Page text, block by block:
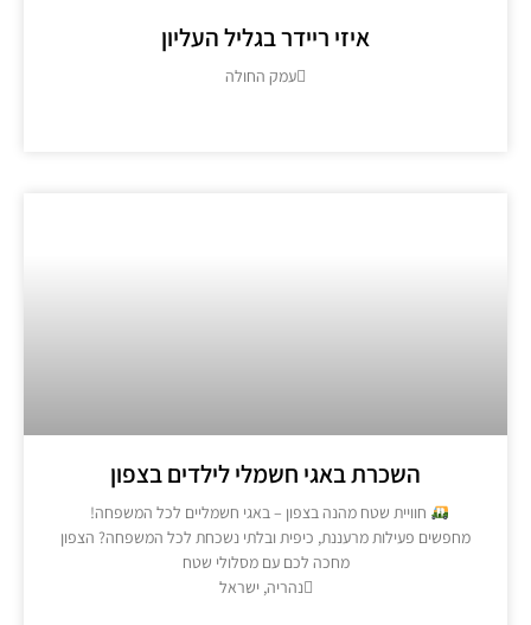
איזי ריידר בגליל העליון
עמק החולה
השכרת באגי חשמלי לילדים בצפון
חוויית שטח מהנה בצפון – באגי חשמליים לכל המשפחה!
פעילות מרעננת, כיפית ובלתי נשכחת לכל המשפחה? הצפון
מחכה לכם עם מסלולי שטח
נהריה, ישראל